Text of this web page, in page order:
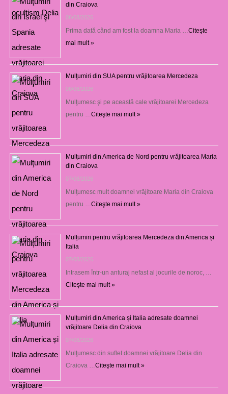
din Craiova
08/08/2026
Prima dată când am fost la doamna Maria … Citeşte
mai mult »
Mulţumiri din SUA pentru vrăjitoarea Mercedeza
08/08/2026
Mulţumesc şi pe această cale vrăjitoarei Mercedeza
pentru … Citeşte mai mult »
Mulţumiri din America de Nord pentru vrăjitoarea Maria
din Craiova
07/08/2026
Mulţumesc mult doamnei vrăjitoare Maria din Craiova
pentru … Citeşte mai mult »
Mulțumiri pentru vrăjitoarea Mercedeza din America și
Italia
07/08/2026
Intrasem într-un anturaj nefast al jocurile de noroc, …
Citeşte mai mult »
Mulțumiri din America și Italia adresate doamnei
vrăjitoare Delia din Craiova
07/08/2026
Mulţumesc din suflet doamnei vrăjitoare Delia din
Craiova … Citeşte mai mult »